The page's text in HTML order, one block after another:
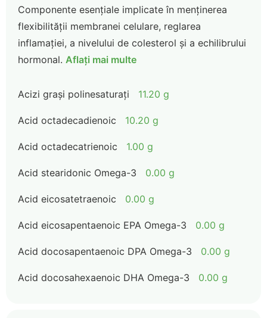
Componente esențiale implicate în menținerea
flexibilității membranei celulare, reglarea
inflamației, a nivelului de colesterol și a echilibrului
hormonal. Aflați mai multe
Acizi grași polinesaturați 11.20 g
Acid octadecadienoic 10.20 g
Acid octadecatrienoic 1.00 g
Acid stearidonic Omega-3 0.00 g
Acid eicosatetraenoic 0.00 g
Acid eicosapentaenoic EPA Omega-3 0.00 g
Acid docosapentaenoic DPA Omega-3 0.00 g
Acid docosahexaenoic DHA Omega-3 0.00 g